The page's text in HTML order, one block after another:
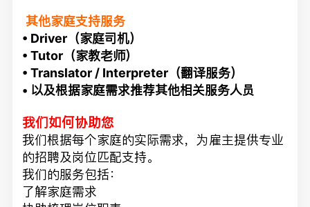
其他家庭支持服务
• Driver（家庭司机）
• Tutor（家教老师）
• Translator / Interpreter（翻译服务）
• 以及根据家庭需求推荐其他相关服务人员
我们如何协助您
我们根据每个家庭的实际需求，为雇主提供专业
的招聘及岗位匹配支持。
我们的服务包括：
了解家庭需求